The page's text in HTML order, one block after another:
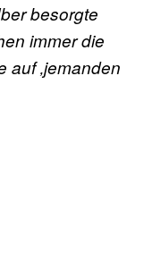
besorgte
immer die
auf ‚jemanden